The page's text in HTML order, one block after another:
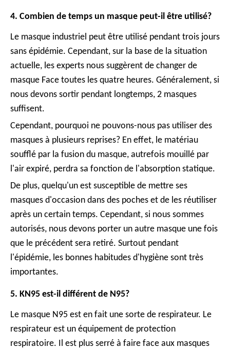
4. Combien de temps un masque peut-il être utilisé?
Le masque industriel peut être utilisé pendant trois jours
sans épidémie. Cependant, sur la base de la situation
actuelle, les experts nous suggèrent de changer de
masque Face toutes les quatre heures. Généralement, si
nous devons sortir pendant longtemps, 2 masques
suffisent.
Cependant, pourquoi ne pouvons-nous pas utiliser des
masques à plusieurs reprises? En effet, le matériau
soufflé par la fusion du masque, autrefois mouillé par
l'air expiré, perdra sa fonction de l'absorption statique.
De plus, quelqu'un est susceptible de mettre ses
masques d'occasion dans des poches et de les réutiliser
après un certain temps. Cependant, si nous sommes
autorisés, nous devons porter un autre masque une fois
que le précédent sera retiré. Surtout pendant
l'épidémie, les bonnes habitudes d'hygiène sont très
importantes.
5. KN95 est-il différent de N95?
Le masque N95 est en fait une sorte de respirateur. Le
respirateur est un équipement de protection
respiratoire. Il est plus serré à faire face aux masques